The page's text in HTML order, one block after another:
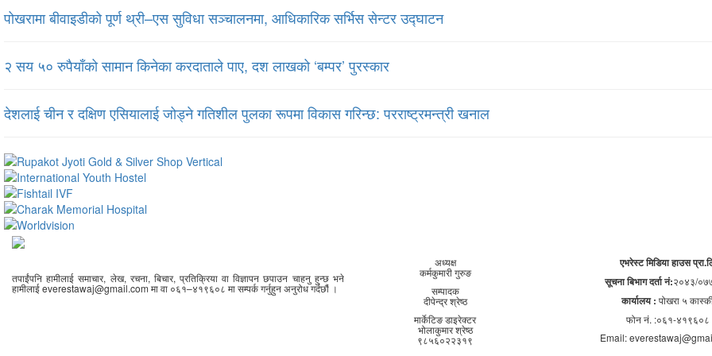
पोखरामा बीवाइडीको पूर्ण थ्री–एस सुविधा सञ्चालनमा, आधिकारिक सर्भिस सेन्टर उद्घाटन
२ सय ५० रुपैयाँको सामान किनेका करदाताले पाए, दश लाखको ‘बम्पर’ पुरस्कार
देशलाई चीन र दक्षिण एसियालाई जोड्ने गतिशील पुलका रूपमा विकास गरिन्छ: परराष्ट्रमन्त्री खनाल
तपाईंपनि हामीलाई समाचार, लेख, रचना, बिचार, प्रतिक्रिया वा विज्ञापन छपाउन चाहनु हुन्छ भने
हामीलाई everestawaj@gmail.com मा वा ०६१–४१९६०८ मा सम्पर्क गर्नुहुन अनुरोध गर्दछौं ।
अध्यक्ष
कर्मकुमारी गुरुङ
सम्पादक
दीपेन्द्र श्रेष्ठ
मार्केटिङ डाइरेक्टर
भोलाकुमार श्रेष्ठ
९८५६०२२३१९
एभरेस्ट मिडिया हाउस
सूचना बिभाग दर्ता नं:२०४३/
कार्यालय : पोखरा ५
फोन नं. :०६१-४१९६०८
Email: